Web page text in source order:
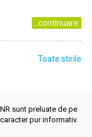
..continuare
Toate stirile
sunt preluate de pe
pur informativ.